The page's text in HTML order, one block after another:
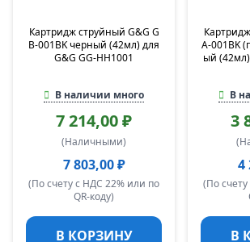
Картридж струйный G&G G
B-001BK черный (42мл) для
G&G GG-HH1001
В наличии много
7 214,00 ₽
(Наличными)
7 803,00 ₽
(По счету с НДС 22% или по
QR-коду)
В КОРЗИНУ
A-001BK
ый (42мл)
В
3
4
(По
В